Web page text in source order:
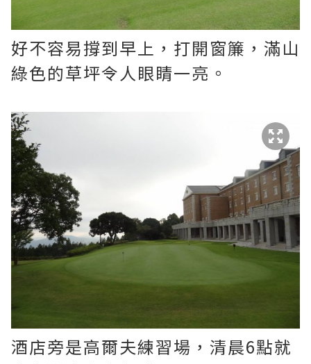
好不容易撐到早上，打開窗簾，滿山
綠色的草坪令人眼睛一亮。
酒店旁是高爾夫練習場，清晨6點就